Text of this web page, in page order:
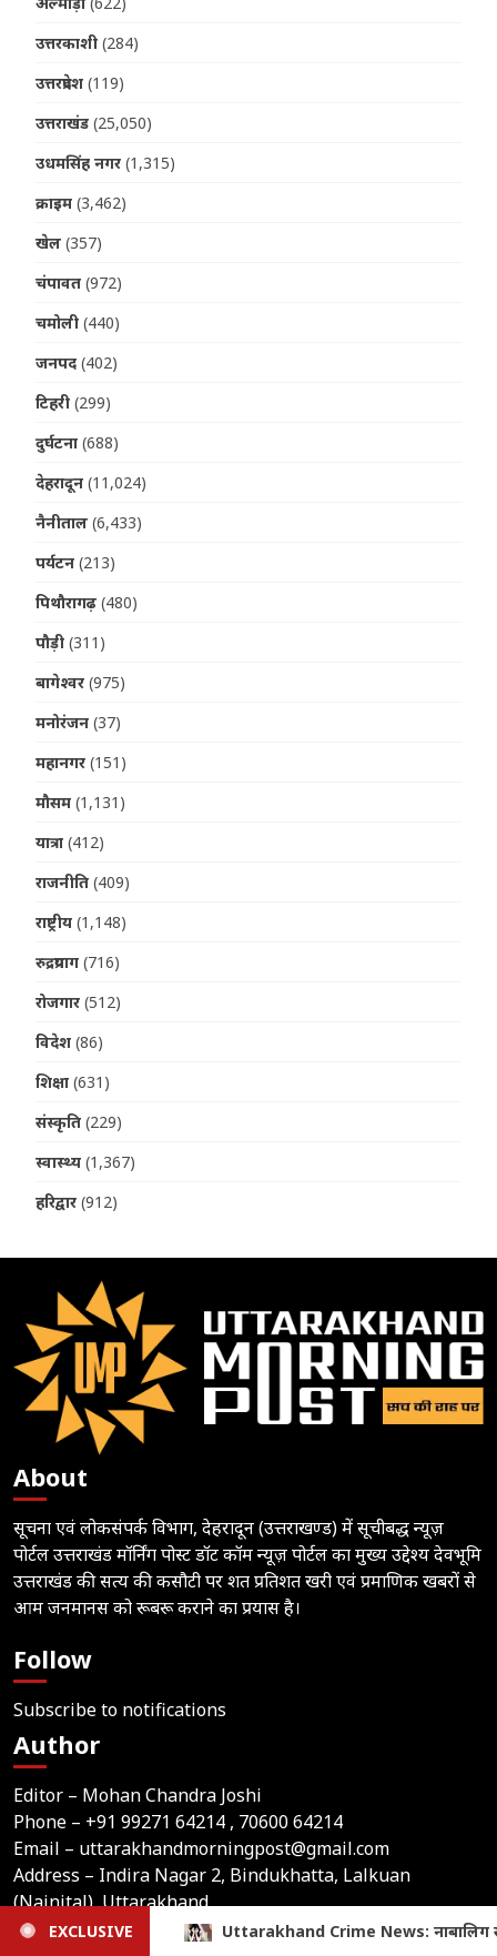
उत्तरकाशी (284)
उत्तरप्रदेश (119)
उत्तराखंड (25,050)
उधमसिंह नगर (1,315)
क्राइम (3,462)
खेल (357)
चंपावत (972)
चमोली (440)
जनपद (402)
टिहरी (299)
दुर्घटना (688)
देहरादून (11,024)
नैनीताल (6,433)
पर्यटन (213)
पिथौरागढ़ (480)
पौड़ी (311)
बागेश्वर (975)
मनोरंजन (37)
महानगर (151)
मौसम (1,131)
यात्रा (412)
राजनीति (409)
राष्ट्रीय (1,148)
रुद्रप्रयाग (716)
रोजगार (512)
विदेश (86)
शिक्षा (631)
संस्कृति (229)
स्वास्थ्य (1,367)
हरिद्वार (912)
About
सूचना एवं लोकसंपर्क विभाग, देहरादून (उत्तराखण्ड) में सूचीबद्ध न्यूज़
पोर्टल उत्तराखंड मॉर्निंग पोस्ट डॉट कॉम न्यूज़ पोर्टल का मुख्य उद्देश्य देवभूमि
उत्तराखंड की सत्य की कसौटी पर शत प्रतिशत खरी एवं प्रमाणिक खबरों से
आम जनमानस को रूबरू कराने का प्रयास है।
Follow
Subscribe to notifications
Author
Editor – Mohan Chandra Joshi
Phone – +91 99271 64214 , 70600 64214
Email – uttarakhandmorningpost@gmail.com
Address – Indira Nagar 2, Bindukhatta, Lalkuan
(Nainital), Uttarakhand
EXCLUSIVE
नाबालिग से दुष्कर्म के बाद मारपीट, गंभीर हालत में मिली; आरोपी